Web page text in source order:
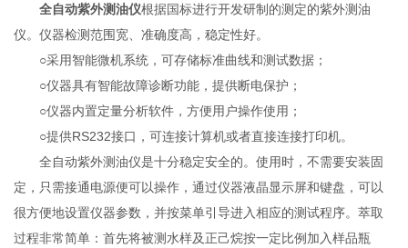
全自动紫外测油仪根据国标进行开发研制的测定的紫外测油
仪。仪器检测范围宽、准确度高，稳定性好。
○采用智能微机系统，可存储标准曲线和测试数据；
○仪器具有智能故障诊断功能，提供断电保护；
○仪器内置定量分析软件，方便用户操作使用；
○提供RS232接口，可连接计算机或者直接连接打印机。
全自动紫外测油仪是十分稳定安全的。使用时，不需要安装固
定，只需接通电源便可以操作，通过仪器液晶显示屏和键盘，可以
很方便地设置仪器参数，并按菜单引导进入相应的测试程序。萃取
过程非常简单：首先将被测水样及正己烷按一定比例加入样品瓶